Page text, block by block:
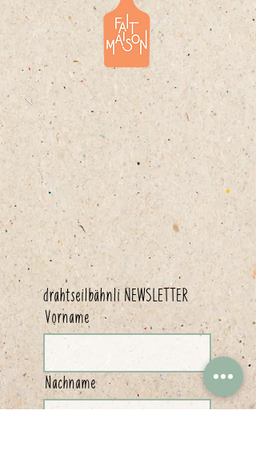
drahtseilbähnli NEWSLETTER
Vorname
Nachname